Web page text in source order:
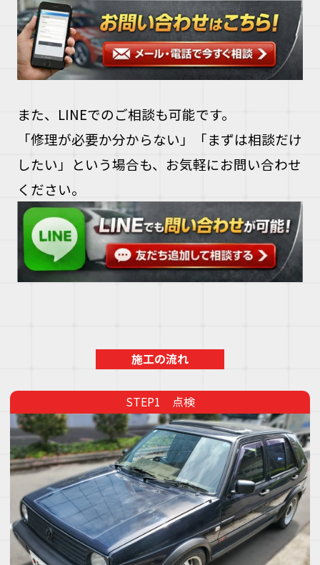
また、LINEでのご相談も可能です。
「修理が必要か分からない」「まずは相談だけ
したい」という場合も、お気軽にお問い合わせ
ください。
施工の流れ
点検